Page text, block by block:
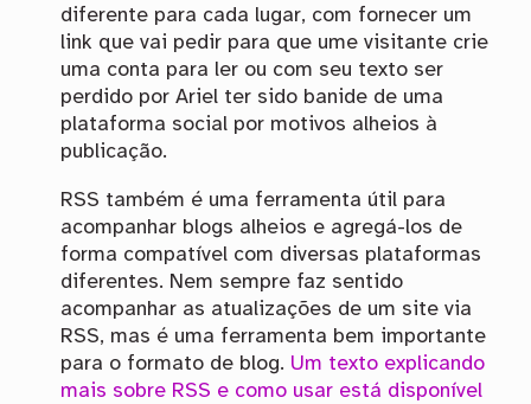
diferente para cada lugar, com fornecer um
link que vai pedir para que ume visitante crie
uma conta para ler ou com seu texto ser
perdido por Ariel ter sido banide de uma
plataforma social por motivos alheios à
publicação.
RSS também é uma ferramenta útil para
acompanhar blogs alheios e agregá-los de
forma compatível com diversas plataformas
diferentes. Nem sempre faz sentido
acompanhar as atualizações de um site via
RSS, mas é uma ferramenta bem importante
para o formato de blog. Um texto explicando
mais sobre RSS e como usar está disponível